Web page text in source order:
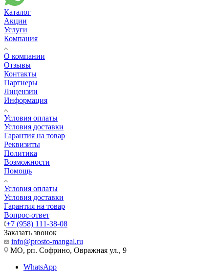
Каталог
Акции
Услуги
Компания
О компании
Отзывы
Контакты
Партнеры
Лицензии
Информация
Условия оплаты
Условия доставки
Гарантия на товар
Реквизиты
Политика
Возможности
Помощь
Условия оплаты
Условия доставки
Гарантия на товар
Вопрос-ответ
+7 (958) 111-38-08
Заказать звонок
info@prosto-mangal.ru
МО, рп. Софрино, Овражная ул., 9
WhatsApp